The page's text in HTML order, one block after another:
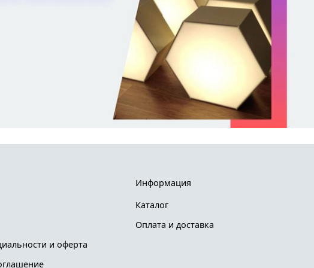
и оферта
Информация
Каталог
Оплата и доставка